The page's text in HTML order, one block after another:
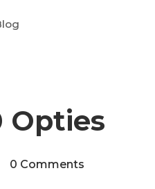
Opties
0 Comments